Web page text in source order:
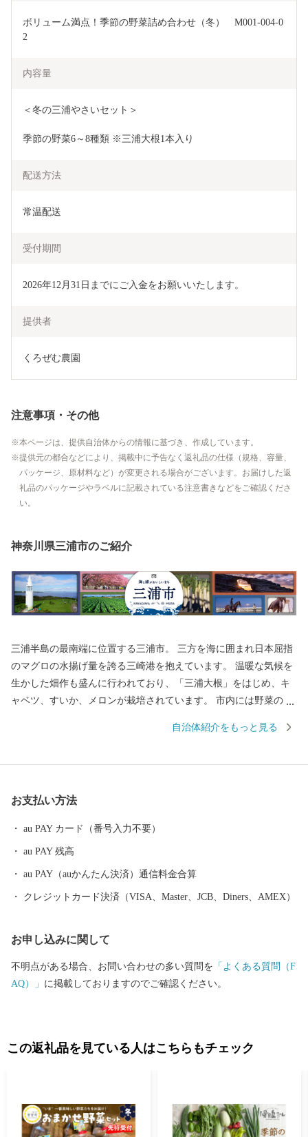
ボリューム満点！季節の野菜詰め合わせ（冬）　M001-004-0
2
内容量
＜冬の三浦やさいセット＞
季節の野菜6～8種類 ※三浦大根1本入り
配送方法
常温配送
受付期間
2026年12月31日までにご入金をお願いいたします。
提供者
くろぜむ農園
注意事項・その他
本ページは、提供自治体からの情報に基づき、作成しています。
提供元の都合などにより、掲載中に予告なく返礼品の仕様（規格、容量、
パッケージ、原材料など）が変更される場合がございます。お届けした返
礼品のパッケージやラベルに記載されている注意書きなどをご確認くださ
い。
神奈川県三浦市のご紹介
三浦半島の最南端に位置する三浦市。 三方を海に囲まれ日本屈指
のマグロの水揚げ量を誇る三崎港を抱えています。 温暖な気候を
生かした畑作も盛んに行われており、「三浦大根」をはじめ、キ
ャベツ、すいか、メロンが栽培されています。 市内には野菜の直
ますので、お買い物やお散歩もお楽しみいただけます。 また、食
ふるさと納税による寄附金控除はできますが、返礼品はお送りい
自治体紹介をもっと見る
お支払い方法
au PAY カード（番号入力不要）
au PAY 残高
au PAY（auかんたん決済）通信料金合算
クレジットカード決済（VISA、Master、JCB、Diners、AMEX）
お申し込みに関して
不明点がある場合、お問い合わせの多い質問を 「よくある質問（F
AQ）」 に掲載しておりますのでご確認ください。
この返礼品を見ている人はこちらもチェック